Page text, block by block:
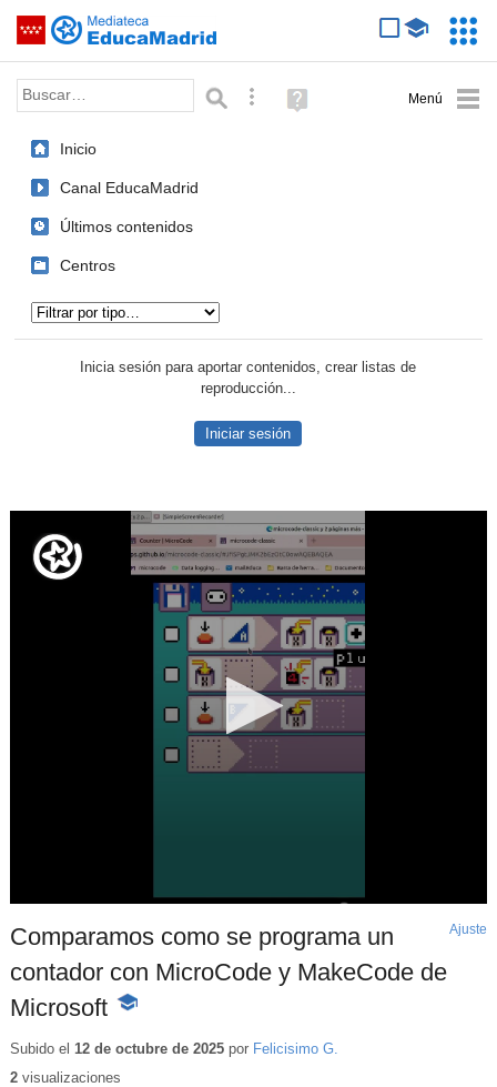
Saltar navegación
Palabra o frase: Búsqueda avanzada
Ayuda
(en
Inicio
Canal EducaMadrid
Últimos contenidos
Centros
Inicia sesión para aportar contenidos, crear listas de
reproducción...
Iniciar sesión
Comparamos como se programa un
contador con MicroCode y MakeCode de
Microsoft -
educativo
Ajuste
Subido el 12 de octubre de 2025por Felicisimo G.
2visualizaciones